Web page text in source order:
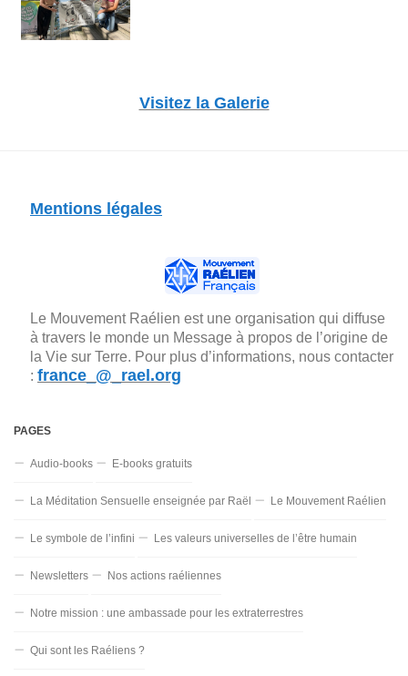
Visitez la Galerie
Mentions légales
Le Mouvement Raélien est une organisation qui diffuse
à travers le monde un Message à propos de l’origine de
la Vie sur Terre. Pour plus d’informations, nous contacter
: france_@_rael.org
PAGES
Audio-books E-books gratuits
La Méditation Sensuelle enseignée par Raël Le Mouvement Raélien
Le symbole de l’infini Les valeurs universelles de l’être humain
Newsletters Nos actions raéliennes
Notre mission : une ambassade pour les extraterrestres
Qui sont les Raéliens ?